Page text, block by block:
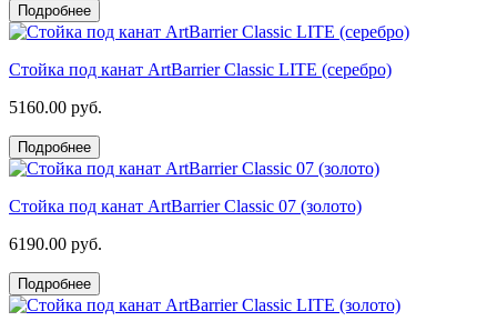
Подробнее
Стойка под канат ArtBarrier Classic LITE (серебро)
5160.00 руб.
Подробнее
Стойка под канат ArtBarrier Classic 07 (золото)
6190.00 руб.
Подробнее